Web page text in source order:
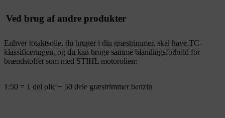
Ved brug af andre produkter
Enhver totaktsolie, du bruger i din græstrimmer, skal have TC-
klassificeringen, og du kan bruge samme blandingsforhold for
brændstoffet som med STIHL motorolien:
1:50 = 1 del olie + 50 dele græstrimmer benzin